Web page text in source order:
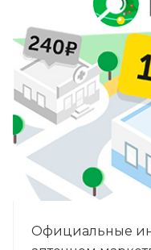
Официальные